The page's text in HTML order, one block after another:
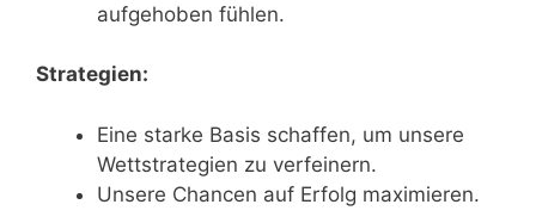
aufgehoben fühlen.
Strategien:
Eine starke Basis schaffen, um unsere
Wettstrategien zu verfeinern.
Unsere Chancen auf Erfolg maximieren.